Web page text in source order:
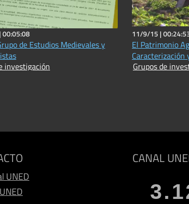
00:05:08
de Estudios Medievales y
investigación
11/9/15 |
El Patrimonio
Caracterización
Grupos de
UNED
CANAL